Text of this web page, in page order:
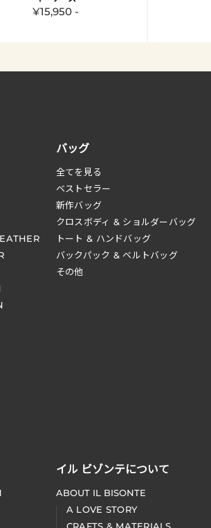
¥15,950 -
バッグ
全てを見る
ベストセラー
新作バッグ
クロスボディ & ショルダーバッグ
トート & ハンドバッグ
バックパック & ベルトバッグ
その他
イル ビゾンテについて
ABOUT IL BISONTE
A LOVE STORY